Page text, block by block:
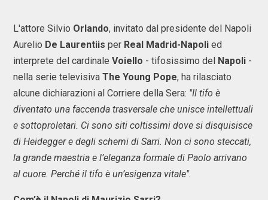
L'attore Silvio Orlando, invitato dal presidente del Napoli
Aurelio De Laurentiis per Real Madrid-Napoli ed
interprete del cardinale Voiello - tifosissimo del Napoli -
nella serie televisiva The Young Pope, ha rilasciato
alcune dichiarazioni al Corriere della Sera: "Il tifo è
diventato una faccenda trasversale che unisce intellettuali
e sottoproletari. Ci sono siti coltissimi dove si disquisisce
di Heidegger e degli schemi di Sarri. Non ci sono steccati,
la grande maestria e l’eleganza formale di Paolo arrivano
al cuore. Perché il tifo è un’esigenza vitale".